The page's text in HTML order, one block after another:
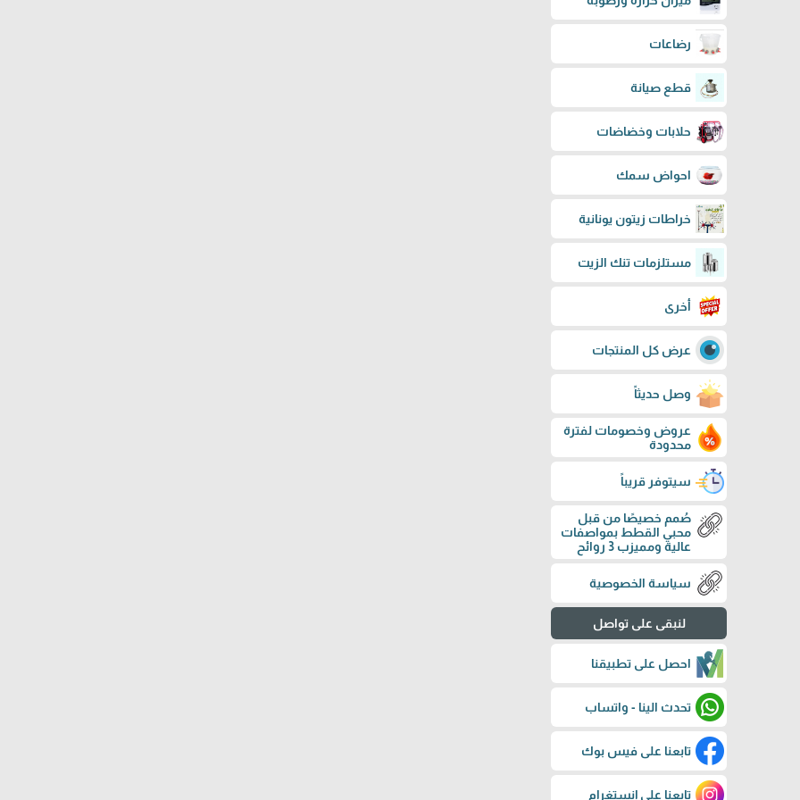
رضاعات
قطع صيانة
حلابات وخضاضات
احواض سمك
خراطات زيتون يونانية
مستلزمات تنك الزيت
أخرى
عرض كل المنتجات
وصل حديثاً
عروض وخصومات لفترة
محدودة
سيتوفر قريباً
صُمم خصيصًا من قبل
محبي القطط بمواصفات
عالية ومميزب 3 روائح
سياسة الخصوصية
لنبقى على تواصل
احصل على تطبيقنا
تحدث الينا - واتساب
تابعنا على فيس بوك
تابعنا على إنستغرام